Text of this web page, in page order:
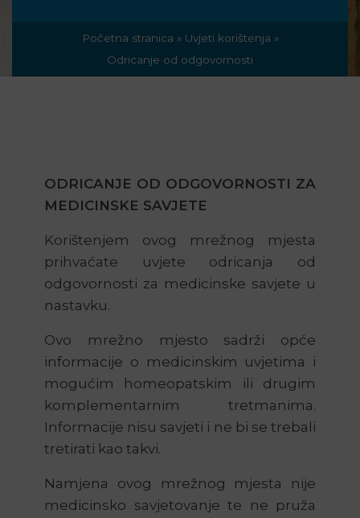
Početna stranica » Uvjeti korištenja »
Odricanje od odgovornosti
ODRICANJE OD ODGOVORNOSTI ZA
MEDICINSKE SAVJETE
Korištenjem ovog mrežnog mjesta
prihvaćate uvjete odricanja od
odgovornosti za medicinske savjete u
nastavku.
Ovo mrežno mjesto sadrži opće
informacije o medicinskim uvjetima i
mogućim homeopatskim ili drugim
komplementarnim tretmanima.
Informacije nisu savjeti i ne bi se trebali
tretirati kao takvi.
Namjena ovog mrežnog mjesta nije
medicinsko savjetovanje te ne pruža